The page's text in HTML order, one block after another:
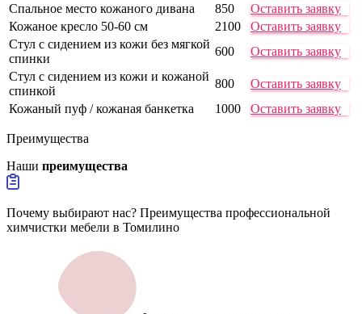
Спальное место кожаного дивана
850
Оставить заявку
Кожаное кресло 50-60 см
2100
Оставить заявку
Стул с сидением из кожи без мягкой
спинки
600
Оставить заявку
Стул с сидением из кожи и кожаной
спинкой
800
Оставить заявку
Кожаный пуф / кожаная банкетка
1000 Оставить заявку
Преимущества
Наши преимущества
Почему выбирают нас? Преимущества профессиональной
химчистки мебели в Томилино